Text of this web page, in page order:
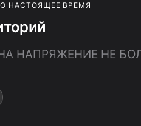
НАСТОЯЩЕЕ ВРЕМЯ
НАПРЯЖЕНИЕ НЕ